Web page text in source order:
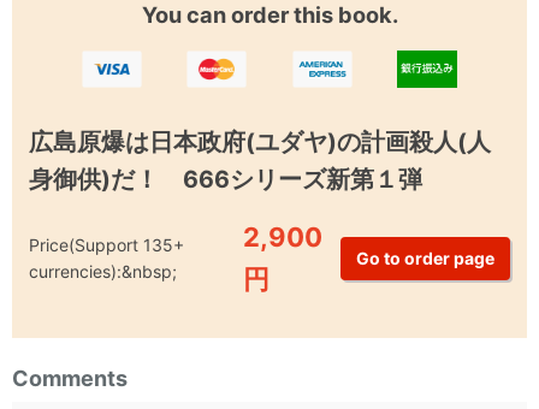
You can order this book.
広島原爆は日本政府(ユダヤ)の計画殺人(人
身御供)だ！ 666シリーズ新第１弾
Price(Support 135+
currencies):&nbsp;
2,900
円
Comments